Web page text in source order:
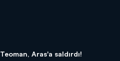
Teoman, Aras'a saldırdı!